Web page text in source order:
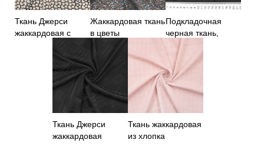
Ткань Джерси
жаккардовая с
коричневым
Жаккардовая ткань
в цветы
Подкладочная
черная ткань,
жаккардовая
Италия
Ткань Джерси
жаккардовая
Ткань жаккардовая
из хлопка